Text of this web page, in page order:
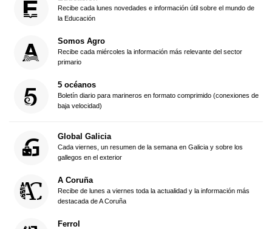
Recibe cada lunes novedades e información útil sobre el mundo de
la Educación
Somos Agro
Recibe cada miércoles la información más relevante del sector
primario
5 océanos
Boletín diario para marineros en formato comprimido (conexiones de
baja velocidad)
Global Galicia
Cada viernes, un resumen de la semana en Galicia y sobre los
gallegos en el exterior
A Coruña
Recibe de lunes a viernes toda la actualidad y la información más
destacada de A Coruña
Ferrol